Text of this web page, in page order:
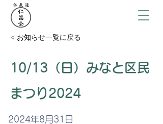
< お知らせ一覧に戻る
10/13（日）みなと区民
まつり2024
2024年8月31日